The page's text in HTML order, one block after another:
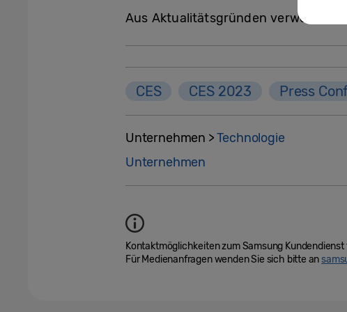
Aus Aktualitätsgründen verweisen
CES CES 2023 Press
Unternehmen >Technologie
Unternehmen
Kontaktmöglichkeiten zum Samsung Kundendienst
Für Medienanfragen wenden Sie sich bitte an